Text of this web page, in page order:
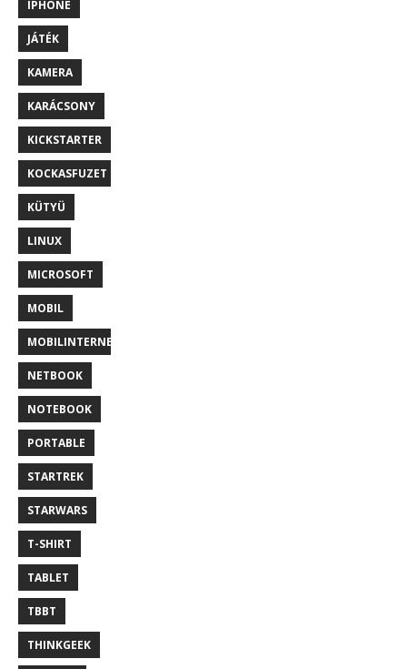
IPHONE
JÁTÉK
KAMERA
KARÁCSONY
KICKSTARTER
KOCKASFUZET
KÜTYÜ
LINUX
MICROSOFT
MOBIL
MOBILINTERNET
NETBOOK
NOTEBOOK
PORTABLE
STARTREK
STARWARS
T-SHIRT
TABLET
TBBT
THINKGEEK